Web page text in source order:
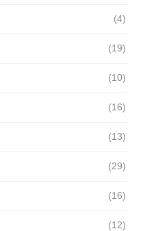
(4)
(19)
(10)
(16)
(13)
(29)
(16)
(12)